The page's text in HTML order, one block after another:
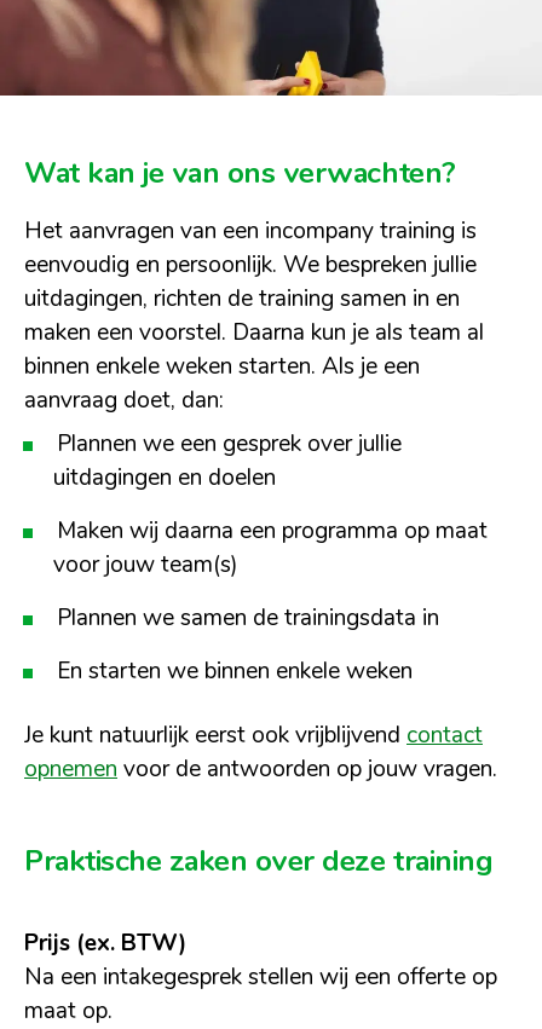
Wat kan je van ons verwachten?
Het aanvragen van een incompany training is
eenvoudig en persoonlijk. We bespreken jullie
uitdagingen, richten de training samen in en
maken een voorstel. Daarna kun je als team al
binnen enkele weken starten. Als je een
aanvraag doet, dan:
Plannen we een gesprek over jullie
uitdagingen en doelen
Maken wij daarna een programma op maat
voor jouw team(s)
Plannen we samen de trainingsdata in
En starten we binnen enkele weken
Je kunt natuurlijk eerst ook vrijblijvend contact
opnemenvoor de antwoorden op jouw vragen.
Praktische zaken over deze training
Prijs (ex. BTW)
Na een intakegesprek stellen wij een offerte op
maat op.